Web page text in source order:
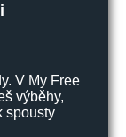
V My Free
výběhy,
spousty